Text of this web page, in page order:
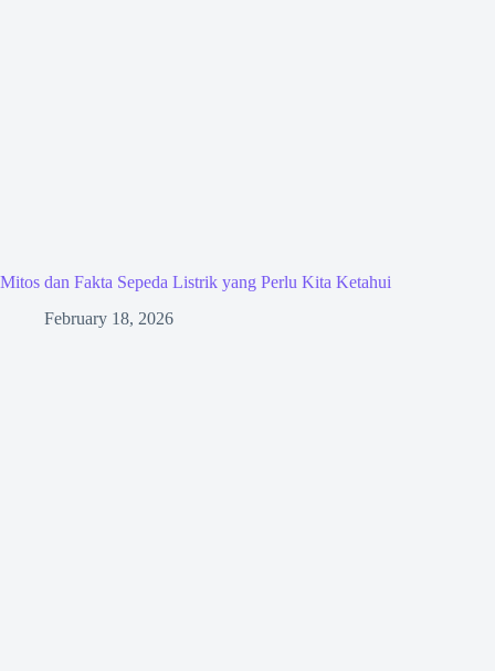
Mitos dan Fakta Sepeda Listrik yang Perlu Kita Ketahui
February 18, 2026